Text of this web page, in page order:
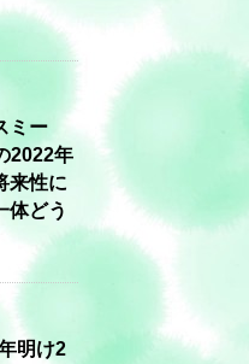
ミー
2022年
来性に
体どう
明け2